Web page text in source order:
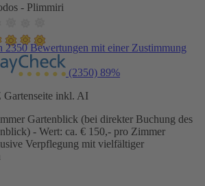
- Plimmiri
2350 Bewertungen mit einer Zustimmung
(2350) 89%
Gartenseite inkl. AI
Gartenblick (bei direkter Buchung des
- Wert: ca. € 150,- pro Zimmer
Verpflegung mit vielfältiger